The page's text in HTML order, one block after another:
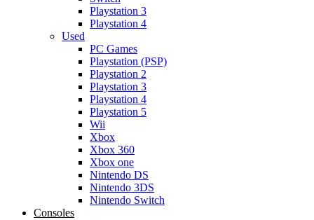
Playstation 3
Playstation 4
Used
PC Games
Playstation (PSP)
Playstation 2
Playstation 3
Playstation 4
Playstation 5
Wii
Xbox
Xbox 360
Xbox one
Nintendo DS
Nintendo 3DS
Nintendo Switch
Consoles